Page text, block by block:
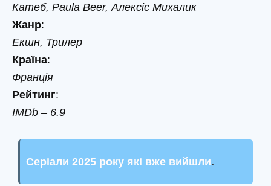
Катеб, Paula Beer, Алексіс Михалик
Жанр:
Екшн, Трилер
Країна:
Франція
Рейтинг:
IMDb – 6.9
Серіали 2025 року які вже вийшли.